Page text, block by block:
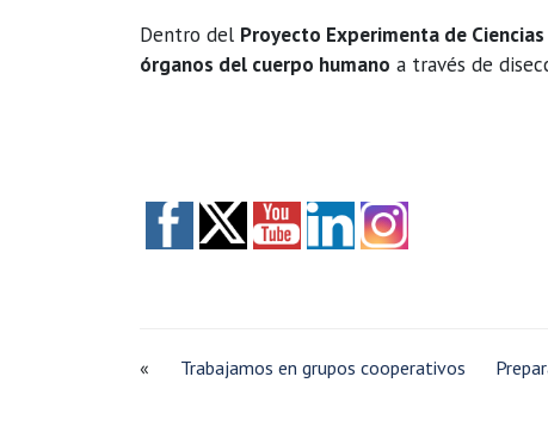
Dentro del Proyecto Experimenta de
órganos del cuerpo humano a través de
« Trabajamos en grupos cooperativos